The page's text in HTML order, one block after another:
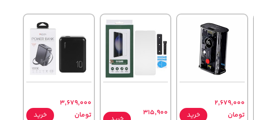
2,679,000
تومان
خرید
315,900
3,679,000
تومان
خرید